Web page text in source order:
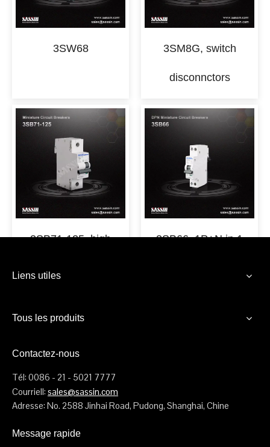
3SW68 3SM8G, switch
disconnctors
3SB71-125, high 3SB66, 1P+N in 1
3SB71Z-63, for DC
Liens utiles
Tous les produits
Contactez-nous
Tél: 0086 - 21 - 5021 7777
Courriell: sales@sassin.com
Adresse: No. 2588 Jinhai Road, Pudong, Shanghai, Chine
Message rapide